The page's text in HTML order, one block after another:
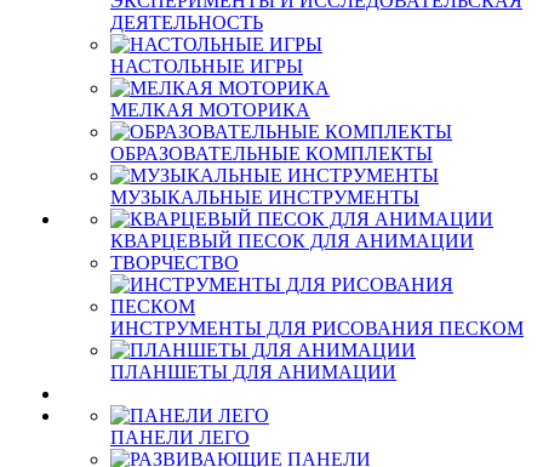
ДЕЯТЕЛЬНОСТЬ
НАСТОЛЬНЫЕ ИГРЫ
МЕЛКАЯ МОТОРИКА
ОБРАЗОВАТЕЛЬНЫЕ КОМПЛЕКТЫ
МУЗЫКАЛЬНЫЕ ИНСТРУМЕНТЫ
КВАРЦЕВЫЙ ПЕСОК ДЛЯ АНИМАЦИИ
ТВОРЧЕСТВО
ИНСТРУМЕНТЫ ДЛЯ РИСОВАНИЯ ПЕСКОМ
ПЛАНШЕТЫ ДЛЯ АНИМАЦИИ
ПАНЕЛИ ЛЕГО